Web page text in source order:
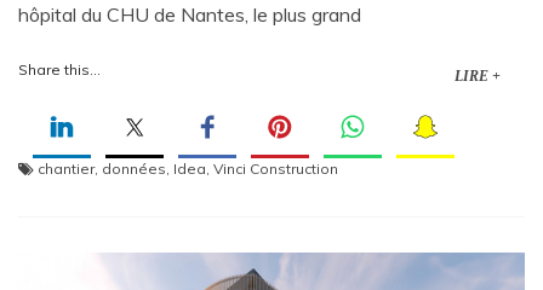
hôpital du CHU de Nantes, le plus grand
Share this... LIRE +
chantier, données Idea Vinci Construction